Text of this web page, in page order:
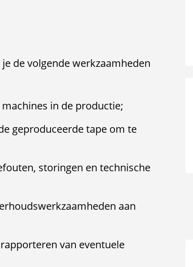
de volgende werkzaamheden
in de productie;
geproduceerde tape om te
storingen en technische
aan
van eventuele